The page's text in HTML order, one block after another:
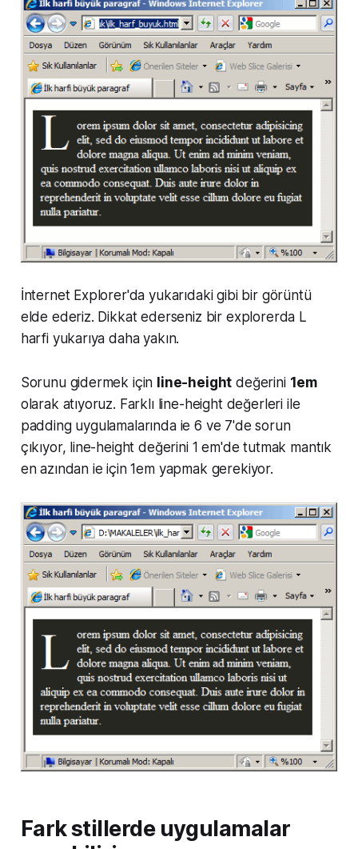
İnternet Explorer'da yukarıdaki gibi bir görüntü
elde ederiz. Dikkat ederseniz bir explorerda L
harfi yukarıya daha yakın.
Sorunu gidermek için line-height değerini 1em
olarak atıyoruz. Farklı line-height değerleri ile
padding uygulamalarında ie 6 ve 7'de sorun
çıkıyor, line-height değerini 1 em'de tutmak mantık
en azından ie için 1em yapmak gerekiyor.
Fark stillerde uygulamalar